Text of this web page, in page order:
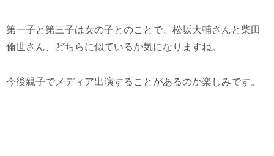
第一子と第三子は女の子とのことで、松坂大輔さんと柴田
倫世さん、どちらに似ているか気になりますね。
今後親子でメディア出演することがあるのか楽しみです。